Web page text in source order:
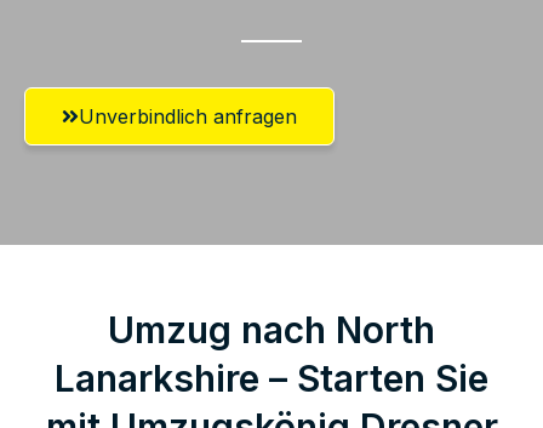
Unverbindlich anfragen
Umzug nach North
Lanarkshire – Starten Sie